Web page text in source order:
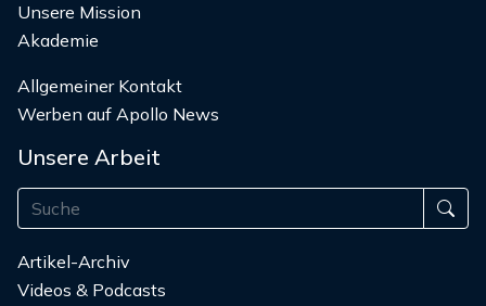
Unsere Mission
Akademie
Allgemeiner Kontakt
Werben auf Apollo News
Unsere Arbeit
Artikel-Archiv
Videos & Podcasts